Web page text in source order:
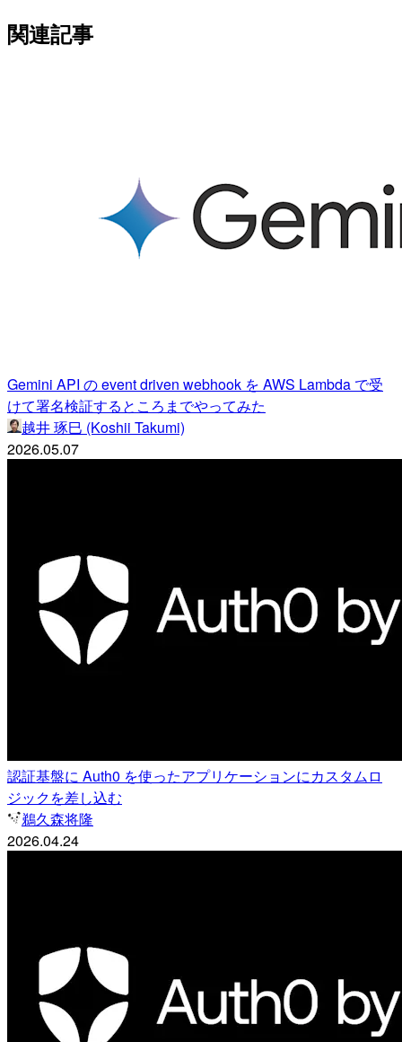
関連記事
Gemini API の event driven webhook を AWS Lambda で受
けて署名検証するところまでやってみた
越井 琢巳 (Koshii Takumi)
2026.05.07
認証基盤に Auth0 を使ったアプリケーションにカスタムロ
ジックを差し込む
鵜久森将隆
2026.04.24